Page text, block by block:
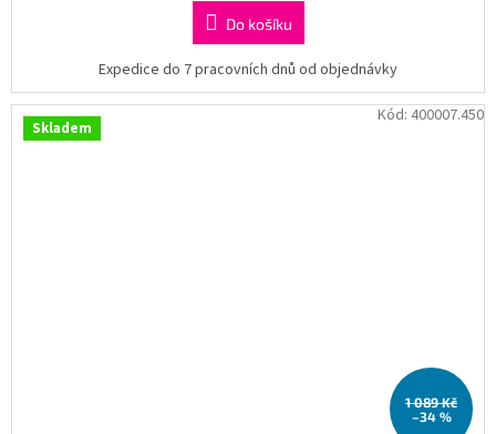
Do košíku
Expedice do 7 pracovních dnů od objednávky
Skladem
1 089 Kč
–34 %
Kód: 400007.450